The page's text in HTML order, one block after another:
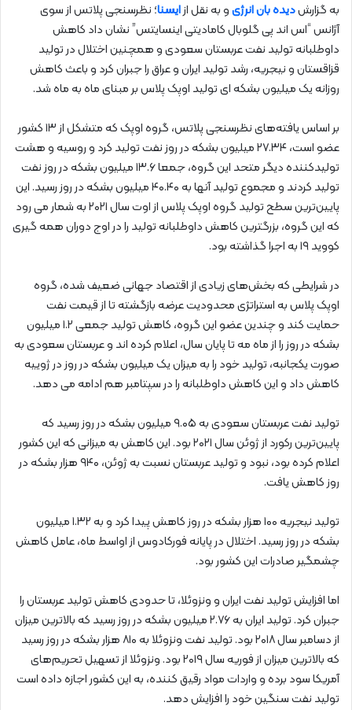
به گزارشدیده بان انرژیو به نقل ازایسنا؛ نظرسنجی پلاتس از سوی
آژانس “اس اند پی گلوبال کامادیتی اینسایتس” نشان داد کاهش
داوطلبانه تولید نفت عربستان سعودی و همچنین اختلال در تولید
قزاقستان و نیجریه، رشد تولید ایران و عراق را جبران کرد و باعث کاهش
روزانه یک میلیون بشکه ای تولید اوپک پلاس بر مبنای ماه به ماه شد.
بر اساس یافته‌های نظرسنجی پلاتس، گروه اوپک که متشکل از ۱۳ کشور
عضو است، ۲۷.۳۴ میلیون بشکه در روز نفت تولید کرد و روسیه و هشت
تولیدکننده دیگر متحد این گروه، جمعا ۱۳.۶ میلیون بشکه در روز نفت
تولید کردند و مجموع تولید آنها به ۴۰.۴۰ میلیون بشکه در روز رسید. این
پایین‌ترین سطح تولید گروه اوپک پلاس از اوت سال ۲۰۲۱ به شمار می رود
که این گروه، بزرگترین کاهش داوطلبانه تولید را در اوج دوران همه گیری
کووید ۱۹ به اجرا گذاشته بود.
در شرایطی که بخش‌های زیادی از اقتصاد جهانی ضعیف شده، گروه
اوپک پلاس به استراتژی محدودیت عرضه بازگشته تا از قیمت نفت
حمایت کند و چندین عضو این گروه، کاهش تولید جمعی ۱.۲ میلیون
بشکه در روز را از ماه مه تا پایان سال، اعلام کرده اند و عربستان سعودی به
صورت یکجانبه، تولید خود را به میزان یک میلیون بشکه در روز در ژوییه
کاهش داد و این کاهش داوطلبانه را در سپتامبر هم ادامه می دهد.
تولید نفت عربستان سعودی به ۹.۰۵ میلیون بشکه در روز رسید که
پایین‌ترین رکورد از ژوئن سال ۲۰۲۱ بود. این کاهش به میزانی که این کشور
اعلام کرده بود، نبود و تولید عربستان نسبت به ژوئن، ۹۴۰ هزار بشکه در
روز کاهش یافت.
تولید نیجریه ۱۰۰ هزار بشکه در روز کاهش پیدا کرد و به ۱.۳۲ میلیون
بشکه در روز رسید. اختلال در پایانه فورکادوس از اواسط ماه، عامل کاهش
چشمگیر صادرات این کشور بود.
اما افزایش تولید نفت ایران و ونزوئلا، تا حدودی کاهش تولید عربستان را
جبران کرد. تولید ایران به ۲.۷۶ میلیون بشکه در روز رسید که بالاترین میزان
از دسامبر سال ۲۰۱۸ بود. تولید نفت ونزوئلا به ۸۱۰ هزار بشکه در روز رسید
که بالاترین میزان از فوریه سال ۲۰۱۹ بود. ونزوئلا از تسهیل تحریم‌های
آمریکا سود برده و واردات مواد رقیق کننده، به این کشور اجازه داده است
تولید نفت سنگین خود را افزایش دهد.